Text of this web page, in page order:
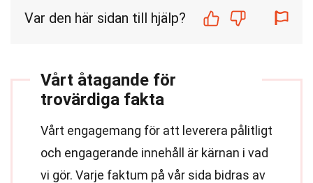
Var den här sidan till hjälp?
Vårt åtagande för
trovärdiga fakta
Vårt engagemang för att leverera pålitligt
och engagerande innehåll är kärnan i vad
vi gör. Varje faktum på vår sida bidras av